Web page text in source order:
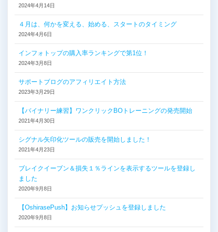
ン
2024年4月14日
４月は、何かを変える、始める、スタートのタイミング
2024年4月6日
インフォトップの購入率ランキングで第1位！
2024年3月8日
サポートブログのアフィリエイト方法
2023年3月29日
【バイナリー練習】ワンクリックBOトレーニングの発売開始
2021年4月30日
シグナル矢印化ツールの販売を開始しました！
2021年4月23日
ブレイクイーブン＆損失１％ラインを表示するツールを登録し
ました
2020年9月8日
【OshirasePush】お知らせプッシュを登録しました
2020年9月8日